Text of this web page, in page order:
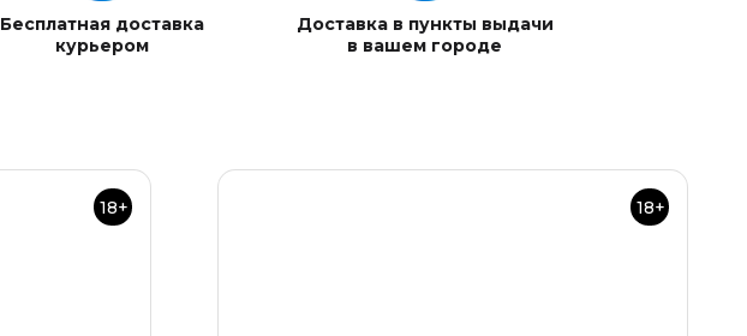
Бесплатная доставка
курьером
Доставка в пункты выдачи
в вашем городе
18+ 18+